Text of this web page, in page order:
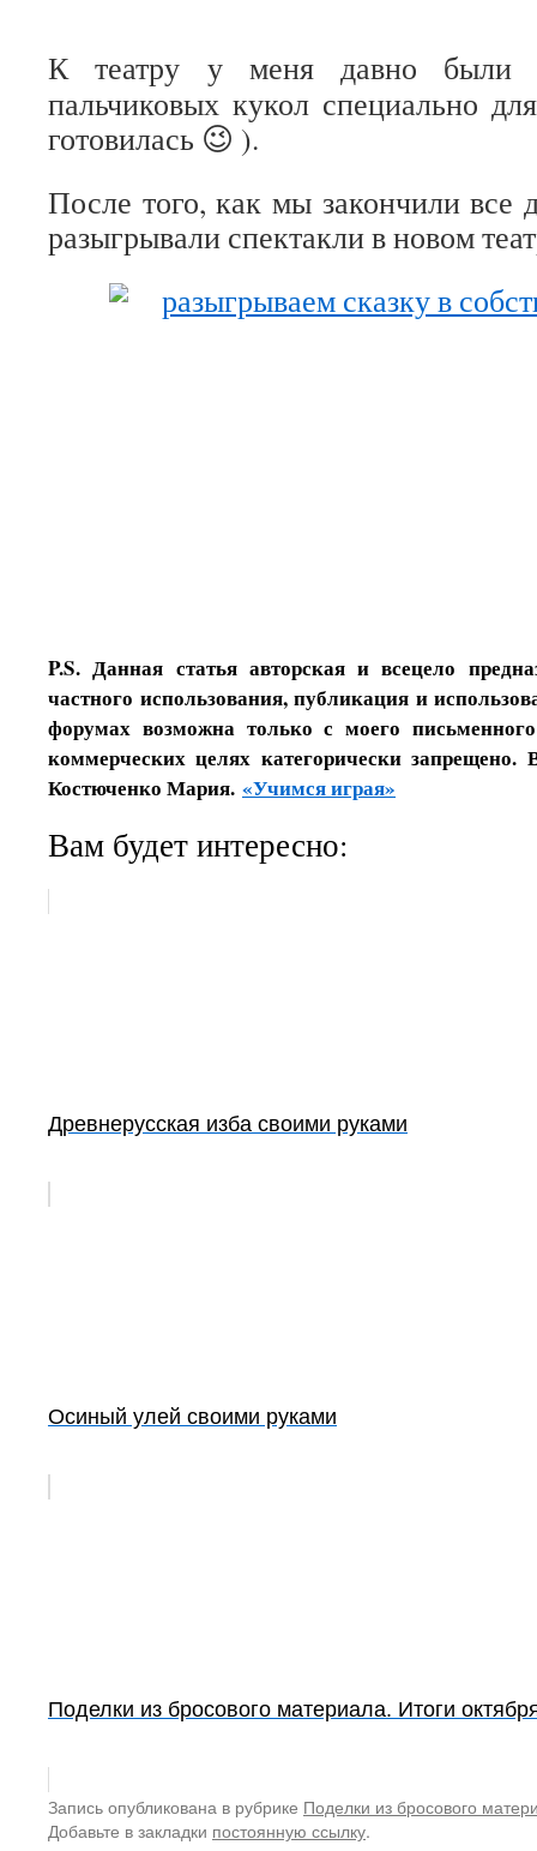
К театру у меня давно были
пальчиковых кукол специально
готовилась 😉 ).
После того, как мы закончили все
разыгрывали спектакли в новом
P.S. Данная статья авторская и всецело
частного использования, публикация и
форумах возможна только с моего
коммерческих целях категорически
Костюченко Мария. «Учимся играя»
Вам будет интересно:
Древнерусская изба своими руками
Осиный улей своими руками
Поделки из бросового материала. Итоги
Запись опубликована в рубрике Поделки из бросового
Добавьте в закладки постоянную ссылку.